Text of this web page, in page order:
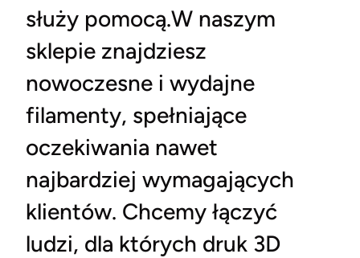
służy pomocą.W naszym
sklepie znajdziesz
nowoczesne i wydajne
filamenty, spełniające
oczekiwania nawet
najbardziej wymagających
klientów. Chcemy łączyć
ludzi, dla których druk 3D